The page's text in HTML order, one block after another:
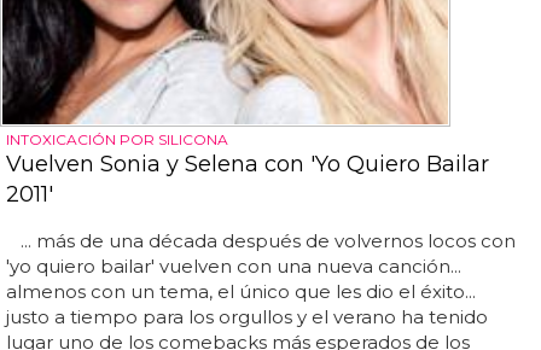
INTOXICACIÓN POR SILICONA
Vuelven Sonia y Selena con 'Yo Quiero Bailar
2011'
... más de una década después de volvernos locos con
'yo quiero bailar' vuelven con una nueva canción...
almenos con un tema, el único que les dio el éxito...
justo a tiempo para los orgullos y el verano ha tenido
lugar uno de los comebacks más esperados de los